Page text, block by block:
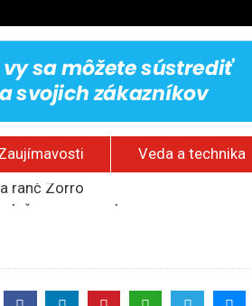
Veda a technika
poruchou